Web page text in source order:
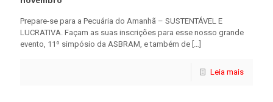
Prepare-se para a Pecuária do Amanhã – SUSTENTÁVEL E
LUCRATIVA. Façam as suas inscrições para esse nosso grande
evento, 11º simpósio da ASBRAM, e também de […]
Leia mais